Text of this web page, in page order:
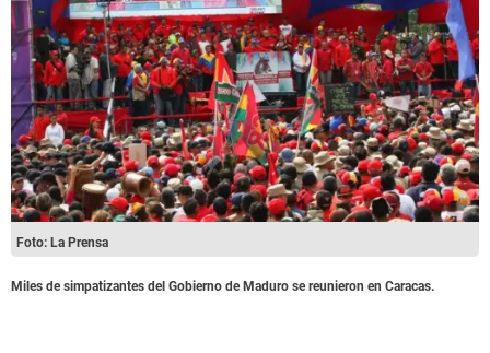
Foto: La Prensa
Miles de simpatizantes del Gobierno de Maduro se reunieron en Caracas.